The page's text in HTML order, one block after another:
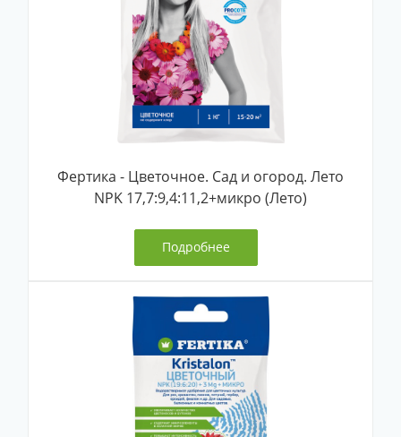
Фертика - Цветочное. Сад и огород. Лето
NPK 17,7:9,4:11,2+микро (Лето)
Подробнее